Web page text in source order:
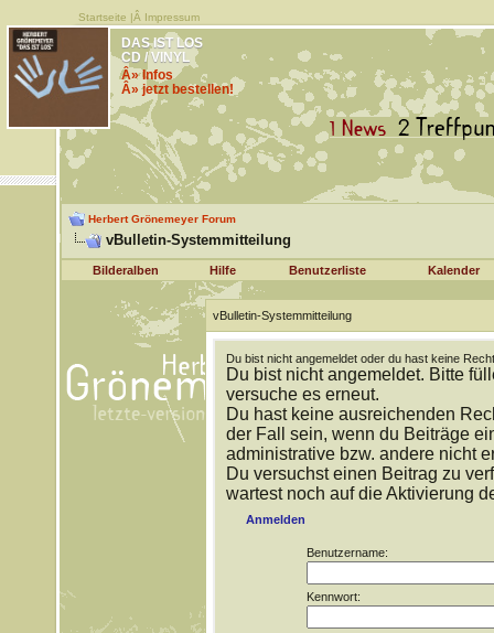
Startseite |Â Impressum
DAS IST LOS
CD / VINYL
Â» Infos
Â» jetzt bestellen!
Herbert Grönemeyer Forum
vBulletin-Systemmitteilung
Bilderalben Hilfe Benutzerliste Kalender
vBulletin-Systemmitteilung
Du bist nicht angemeldet oder du hast keine
Du bist nicht angemeldet. Bitte
versuche es erneut.
Du hast keine ausreichenden
der Fall sein, wenn du Beiträge
administrative bzw. andere nicht
Du versuchst einen Beitrag zu
wartest noch auf die Aktivierung
Anmelden
Benutzername:
Kennwort: